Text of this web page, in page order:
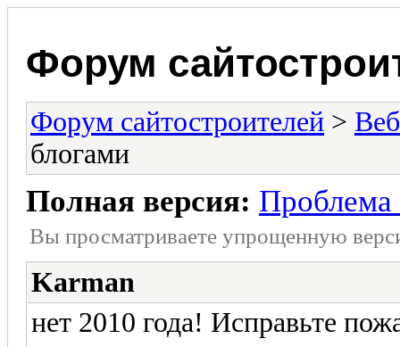
Форум
Форум сайтостроителей >
блогами
Полная версия: Проблема
Вы просматриваете yпpощеннyю
Karman
нет 2010 года! Исправьте